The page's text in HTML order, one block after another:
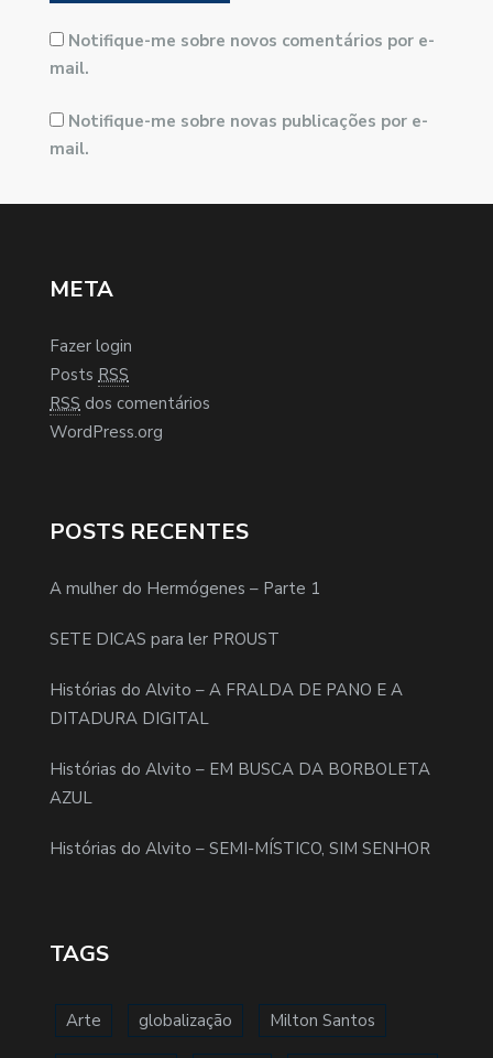
Notifique-me sobre novos comentários por e-
mail.
Notifique-me sobre novas publicações por e-
mail.
META
Fazer login
Posts RSS
RSS dos comentários
WordPress.org
POSTS RECENTES
A mulher do Hermógenes – Parte 1
SETE DICAS para ler PROUST
Histórias do Alvito – A FRALDA DE PANO E A
DITADURA DIGITAL
Histórias do Alvito – EM BUSCA DA BORBOLETA
AZUL
Histórias do Alvito – SEMI-MÍSTICO, SIM SENHOR
TAGS
Arte globalização Milton Santos